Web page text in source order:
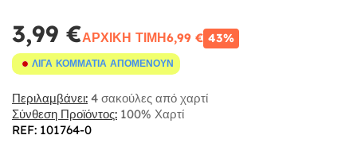
3,99 €ΑΡΧΙΚΉ ΤΙΜΉ6,99 € 43%
ΛΊΓΑ ΚΟΜΜΆΤΙΑ ΑΠΟΜΈΝΟΥΝ
Περιλαμβάνει: 4 σακούλες από χαρτί
Σύνθεση Προϊόντος: 100% Χαρτί
REF: 101764-0